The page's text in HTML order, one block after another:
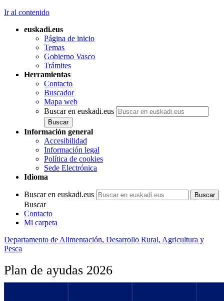
Ir al contenido
euskadi.eus
Página de inicio
Temas
Gobierno Vasco
Trámites
Herramientas
Contacto
Buscador
Mapa web
Buscar en euskadi.eus
Información general
Accesibilidad
Información legal
Política de cookies
Sede Electrónica
Idioma
Buscar en euskadi.eus
Buscar
Contacto
Mi carpeta
Departamento de Alimentación, Desarrollo Rural, Agricultura y
Pesca
Plan de ayudas 2026